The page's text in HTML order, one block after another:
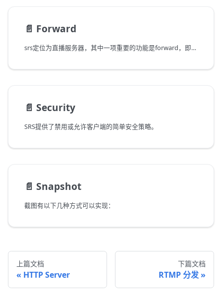
📄️ Forward
srs定位为直播服务器，其中一项重要的功能是forward，即将服务器的流转发到其他服务器。
📄️ Security
SRS提供了禁用或允许客户端的简单安全策略。
📄️ Snapshot
截图有以下几种方式可以实现：
上篇文档
HTTP Server
下篇文档
RTMP 分发